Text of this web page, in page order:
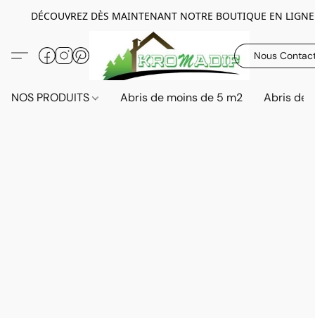
DÉCOUVREZ DÈS MAINTENANT NOTRE BOUTIQUE EN LIGNE
Nous
NOS PRODUITS Abris de moins de 5 m2 Abris de